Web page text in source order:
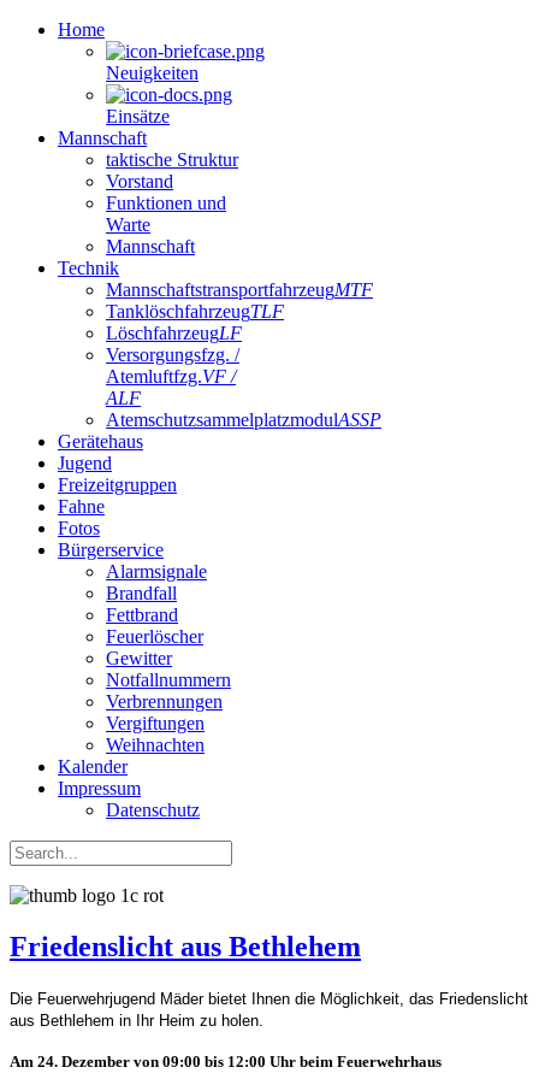
Home
Neuigkeiten
Einsätze
Mannschaft
taktische Struktur
Vorstand
Funktionen und
Warte
Mannschaft
Technik
MannschaftstransportfahrzeugMTF
TanklöschfahrzeugTLF
LöschfahrzeugLF
Versorgungsfzg. /
Atemluftfzg.VF /
ALF
AtemschutzsammelplatzmodulASSP
Gerätehaus
Jugend
Freizeitgruppen
Fahne
Fotos
Bürgerservice
Alarmsignale
Brandfall
Fettbrand
Feuerlöscher
Gewitter
Notfallnummern
Verbrennungen
Vergiftungen
Weihnachten
Kalender
Impressum
Datenschutz
Friedenslicht aus Bethlehem
Die Feuerwehrjugend Mäder bietet Ihnen die Möglichkeit, das Friedenslicht
aus Bethlehem in Ihr Heim zu holen.
Am 24. Dezember von 09:00 bis 12:00 Uhr beim Feuerwehrhaus